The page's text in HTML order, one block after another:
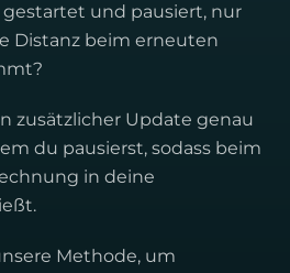
und pausiert, nur
Distanz beim erneuten
zusätzlicher Update genau
du pausierst, sodass beim
in deine
Methode, um